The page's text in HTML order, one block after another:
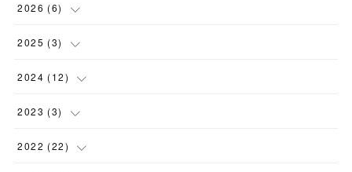
2026 (6)
(6
2025 (3)
(1)
(1
(1)
2024 (12)
(1
(1)
2023 (3)
(1)
2022 (22)